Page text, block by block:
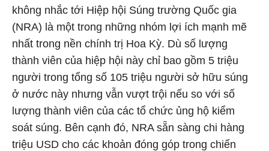
không nhắc tới Hiệp hội Súng trường Quốc gia
(NRA) là một trong những nhóm lợi ích mạnh mẽ
nhất trong nền chính trị Hoa Kỳ. Dù số lượng
thành viên của hiệp hội này chỉ bao gồm 5 triệu
người trong tổng số 105 triệu người sở hữu súng
ở nước này nhưng vẫn vượt trội nếu so với số
lượng thành viên của các tổ chức ủng hộ kiểm
soát súng. Bên cạnh đó, NRA sẵn sàng chi hàng
triệu USD cho các khoản đóng góp trong chiến